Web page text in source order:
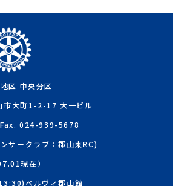
区 中央分区
大町1-2-17 大一ビル
024-939-5678
サークラブ：郡山東RC)
現在）
ベルヴィ郡山館